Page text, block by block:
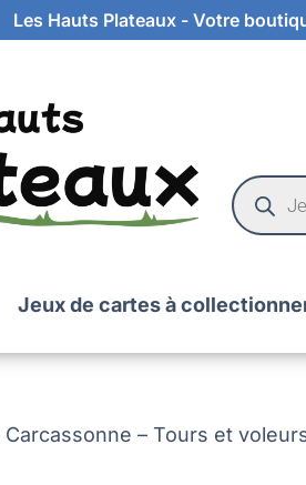
Les Hauts Plateaux - Votre
Jeux de cartes à
Carcassonne – Tours et